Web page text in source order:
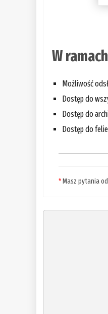
W
Możliwość
Dostęp do
Dostęp do
Dostęp do
*Masz pytania